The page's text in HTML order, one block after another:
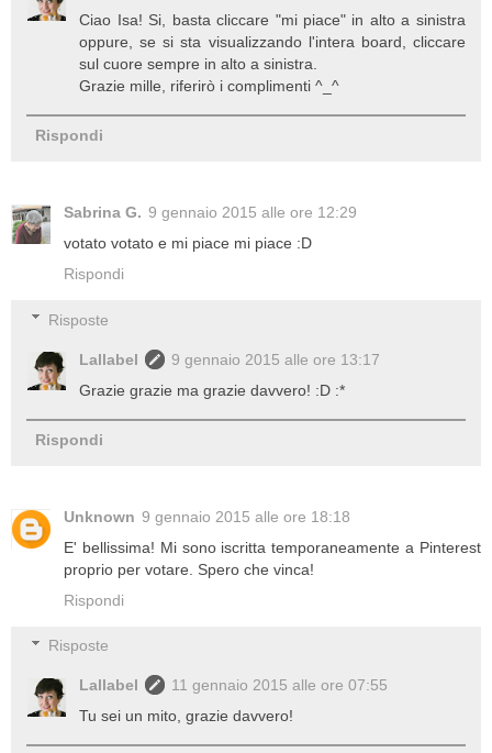
Ciao Isa! Si, basta cliccare "mi piace" in alto a sinistra
oppure, se si sta visualizzando l'intera board, cliccare
sul cuore sempre in alto a sinistra.
Grazie mille, riferirò i complimenti ^_^
Rispondi
Sabrina G. 9 gennaio 2015 alle ore 12:29
votato votato e mi piace mi piace :D
Rispondi
Risposte
Lallabel
9 gennaio 2015 alle ore 13:17
Grazie grazie ma grazie davvero! :D :*
Rispondi
Unknown 9 gennaio 2015 alle ore 18:18
E' bellissima! Mi sono iscritta temporaneamente a Pinterest
proprio per votare. Spero che vinca!
Rispondi
Risposte
Lallabel
11 gennaio 2015 alle ore 07:55
Tu sei un mito, grazie davvero!